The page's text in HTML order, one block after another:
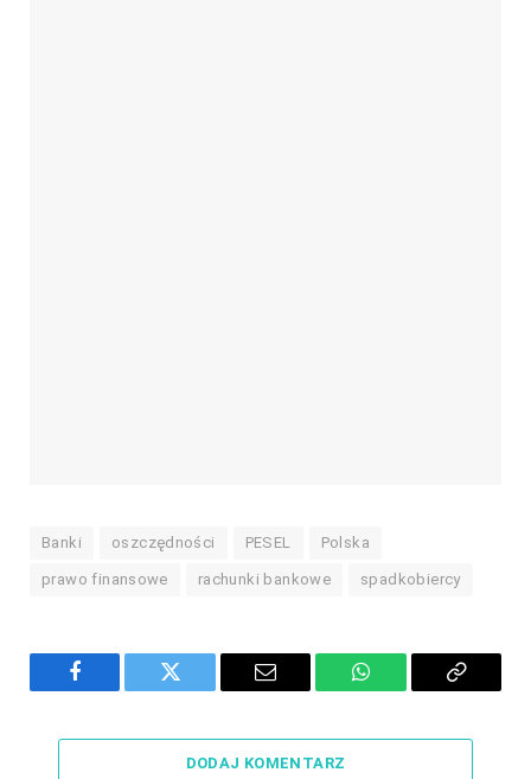
Banki oszczędności PESEL Polska
prawo finansowe rachunki bankowe spadkobiercy
Facebook Twitter Email WhatsAppCopy
DODAJ KOMENTARZ